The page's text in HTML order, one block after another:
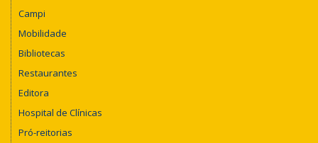
Campi
Mobilidade
Bibliotecas
Restaurantes
Editora
Hospital de Clínicas
Pró-reitorias